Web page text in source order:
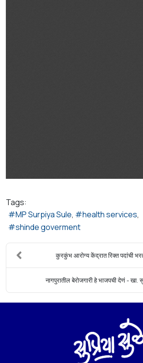
Tags:
MP Surpiya Sule
health services
shinde goverment
कुरकुंभ आरोग्य केंद्रात रिक्त पदांची
नागपुरातील बेरोजगारी हे भाजपची देणं - खा.